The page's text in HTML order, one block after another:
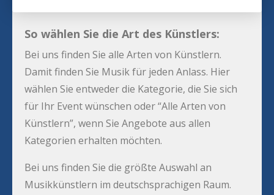
So wählen Sie die Art des Künstlers:
Bei uns finden Sie alle Arten von Künstlern.
Damit finden Sie Musik für jeden Anlass. Hier
wählen Sie entweder die Kategorie, die Sie sich
für Ihr Event wünschen oder “Alle Arten von
Künstlern”, wenn Sie Angebote aus allen
Kategorien erhalten möchten.
Bei uns finden Sie die größte Auswahl an
Musikkünstlern im deutschsprachigen Raum.